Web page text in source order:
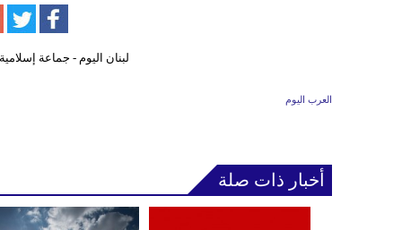
العرب اليوم
أخبار ذات صلة